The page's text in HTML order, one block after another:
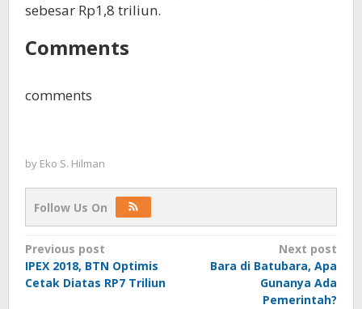
sebesar Rp1,8 triliun.
Comments
comments
by Eko S. Hilman
Follow Us On
Post
navigation
Previous post
IPEX 2018, BTN Optimis
Cetak Diatas RP7 Triliun
Next post
Bara di Batubara, Apa
Gunanya Ada
Pemerintah?